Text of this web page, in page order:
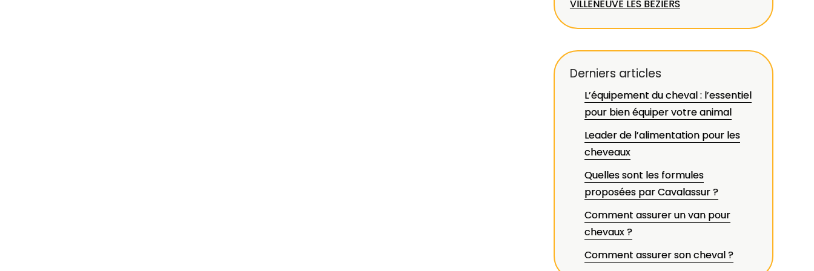
VILLENEUVE LES BEZIERS
Derniers articles
L’équipement du cheval : l’essentiel
pour bien équiper votre animal
Leader de l’alimentation pour les
cheveaux
Quelles sont les formules
proposées par Cavalassur ?
Comment assurer un van pour
chevaux ?
Comment assurer son cheval ?